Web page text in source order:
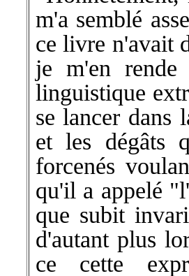
m'a semblé
ce livre n'avait
je m'en
linguistique
se lancer dans
et les dégâts
forcenés
qu'il a appelé "l'
que subit
d'autant plus
ce cette